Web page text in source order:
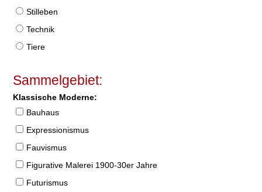
Stilleben
Technik
Tiere
Sammelgebiet:
Klassische Moderne:
Bauhaus
Expressionismus
Fauvismus
Figurative Malerei 1900-30er Jahre
Futurismus